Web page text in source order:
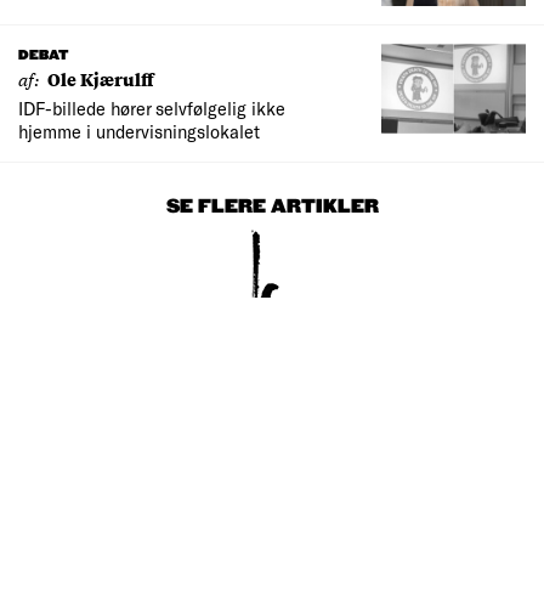
DEBAT
af: Ole Kjærulff
IDF-billede hører selvfølgelig ikke
hjemme i undervisningslokalet
SE FLERE ARTIKLER